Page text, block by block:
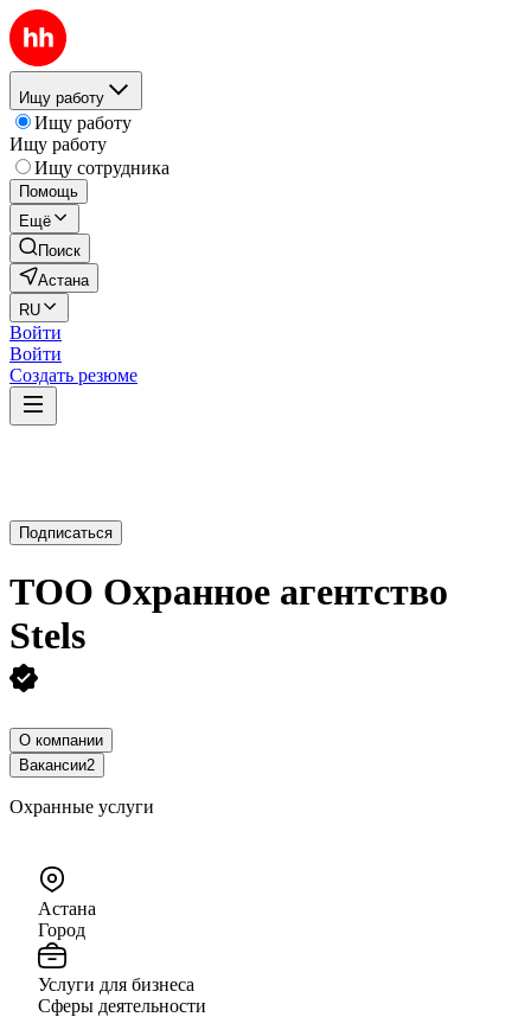
Ищу работу
Ищу работу
Ищу работу
Ищу сотрудника
Помощь
Ещё
Поиск
Астана
RU
Войти
Войти
Создать резюме
Подписаться
ТОО Охранное агентство
Stels
О компании
Вакансии2
Охранные услуги
Астана
Город
Услуги для бизнеса
Сферы деятельности